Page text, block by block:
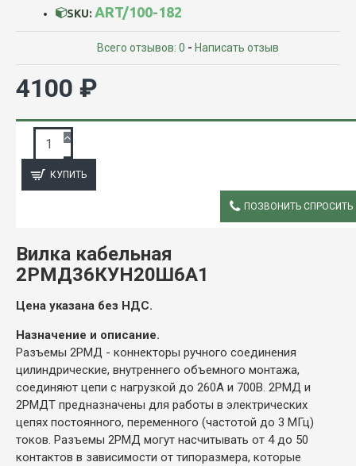
SKU: ART/100-182
Всего отзывов: 0 - Написать отзыв
4100 ₽
КУПИТЬ
ПОЗВОНИТЬ СПРОСИТЬ
Вилка кабельная
2РМД36КУН20Ш6А1
Цена указана без НДС.
Назначение и описание.
Разъемы 2РМД - коннекторы ручного соединения
цилиндрические, внутреннего объемного монтажа,
соединяют цепи с нагрузкой до 260А и 700В. 2РМД и
2РМДТ предназначены для работы в электрических
цепях постоянного, переменного (частотой до 3 МГц)
токов. Разъемы 2РМД могут насчитывать от 4 до 50
контактов в зависимости от типоразмера, которые